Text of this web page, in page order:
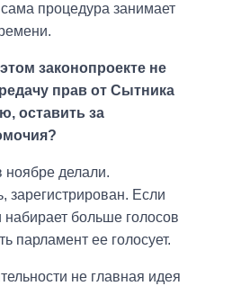
процедура занимает
законопроекте не
прав от Сытника
оставить за
ноябре делали.
зарегистрирован. Если
больше голосов
парламент ее голосует.
не главная идея